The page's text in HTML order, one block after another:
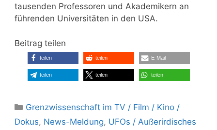
tausenden Professoren und Akademikern an
führenden Universitäten in den USA.
Beitrag teilen
teilen teilen E-Mail
teilen teilen teilen
Kategorien
Grenzwissenschaft im TV / Film / Kino /
Dokus, News-Meldung, UFOs / Außerirdisches